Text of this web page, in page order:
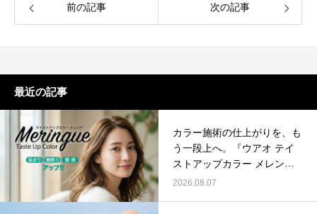
前の記事 次の記事
最近の記事
カラー施術の仕上がりを、も
う一段上へ。『ウアオ テイ
ストアップカラー メレン
ゲ』
2026.08.07